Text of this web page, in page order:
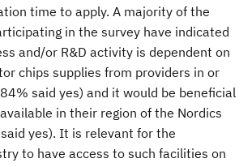
time to apply. A majority of the
in the survey have indicated
and/or R&D activity is dependent on
chips supplies from providers in or
said yes) and it would be beneficial
in their region of the Nordics
yes). It is relevant for the
to have access to such facilities on